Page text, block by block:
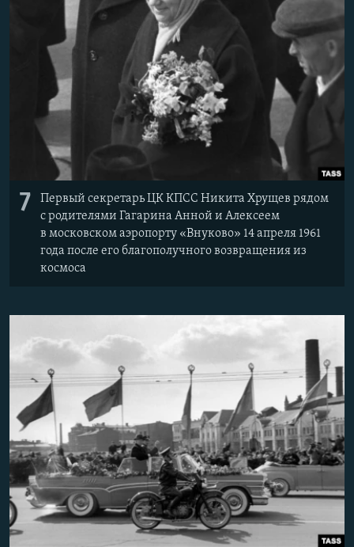
7
Первый секретарь ЦК КПСС Никита Хрущев рядом
с родителями Гагарина Анной и Алексеем
в московском аэропорту «Внуково» 14 апреля 1961
года после его благополучного возвращения из
космоса